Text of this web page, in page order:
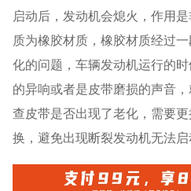
启动后，发动机会熄火，作用
质为橡胶材质，橡胶材质经过
化的问题，车辆发动机运行的
的异响或者是皮带磨损的声音
查皮带是否出现了老化，需要
换，避免出现断裂发动机无法启